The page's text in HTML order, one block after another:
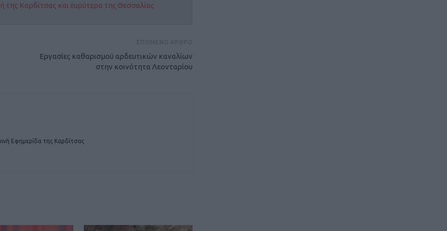
της Καρδίτσας και ευρύτερα της Θεσσαλίας
Εργασίες καθαρισμού αρδευτικών καναλίων
στην κοινότητα Λεονταρίου
Εφημερίδα της Καρδίτσας